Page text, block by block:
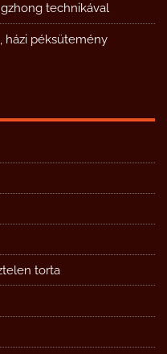
technikával
házi péksütemény
torta